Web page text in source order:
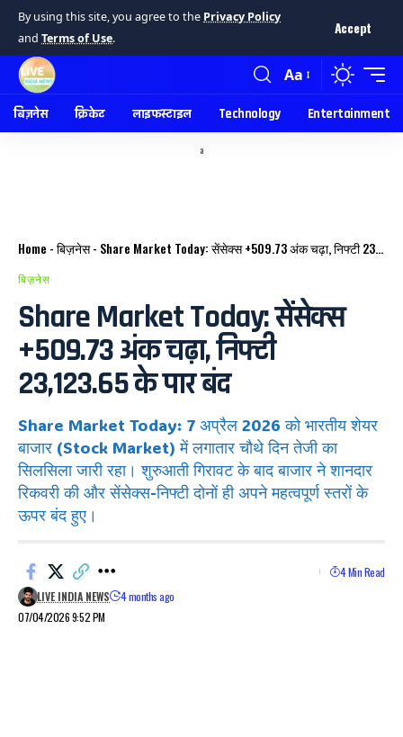
By using this site, you agree to the Privacy Policy
and Terms of Use.
Accept
Aa
बिज़नेस क्रिकेट लाइफस्टाइल Technology Entertainment
a
Home -बिज़नेस- Share Market Today: सेंसेक्स +509.73 अंक चढ़ा, निफ्टी 23,123.65 के पार बंद
बिज़नेस
Share Market Today: सेंसेक्स
+509.73 अंक चढ़ा, निफ्टी
23,123.65 के पार बंद
Share Market Today: 7 अप्रैल 2026 को भारतीय शेयर
बाजार (Stock Market) में लगातार चौथे दिन तेजी का
सिलसिला जारी रहा। शुरुआती गिरावट के बाद बाजार ने शानदार
रिकवरी की और सेंसेक्स-निफ्टी दोनों ही अपने महत्वपूर्ण स्तरों के
ऊपर बंद हुए।
07/04/2026 9:52 PM
LIVE INDIA NEWS 4 months ago
4 Min Read